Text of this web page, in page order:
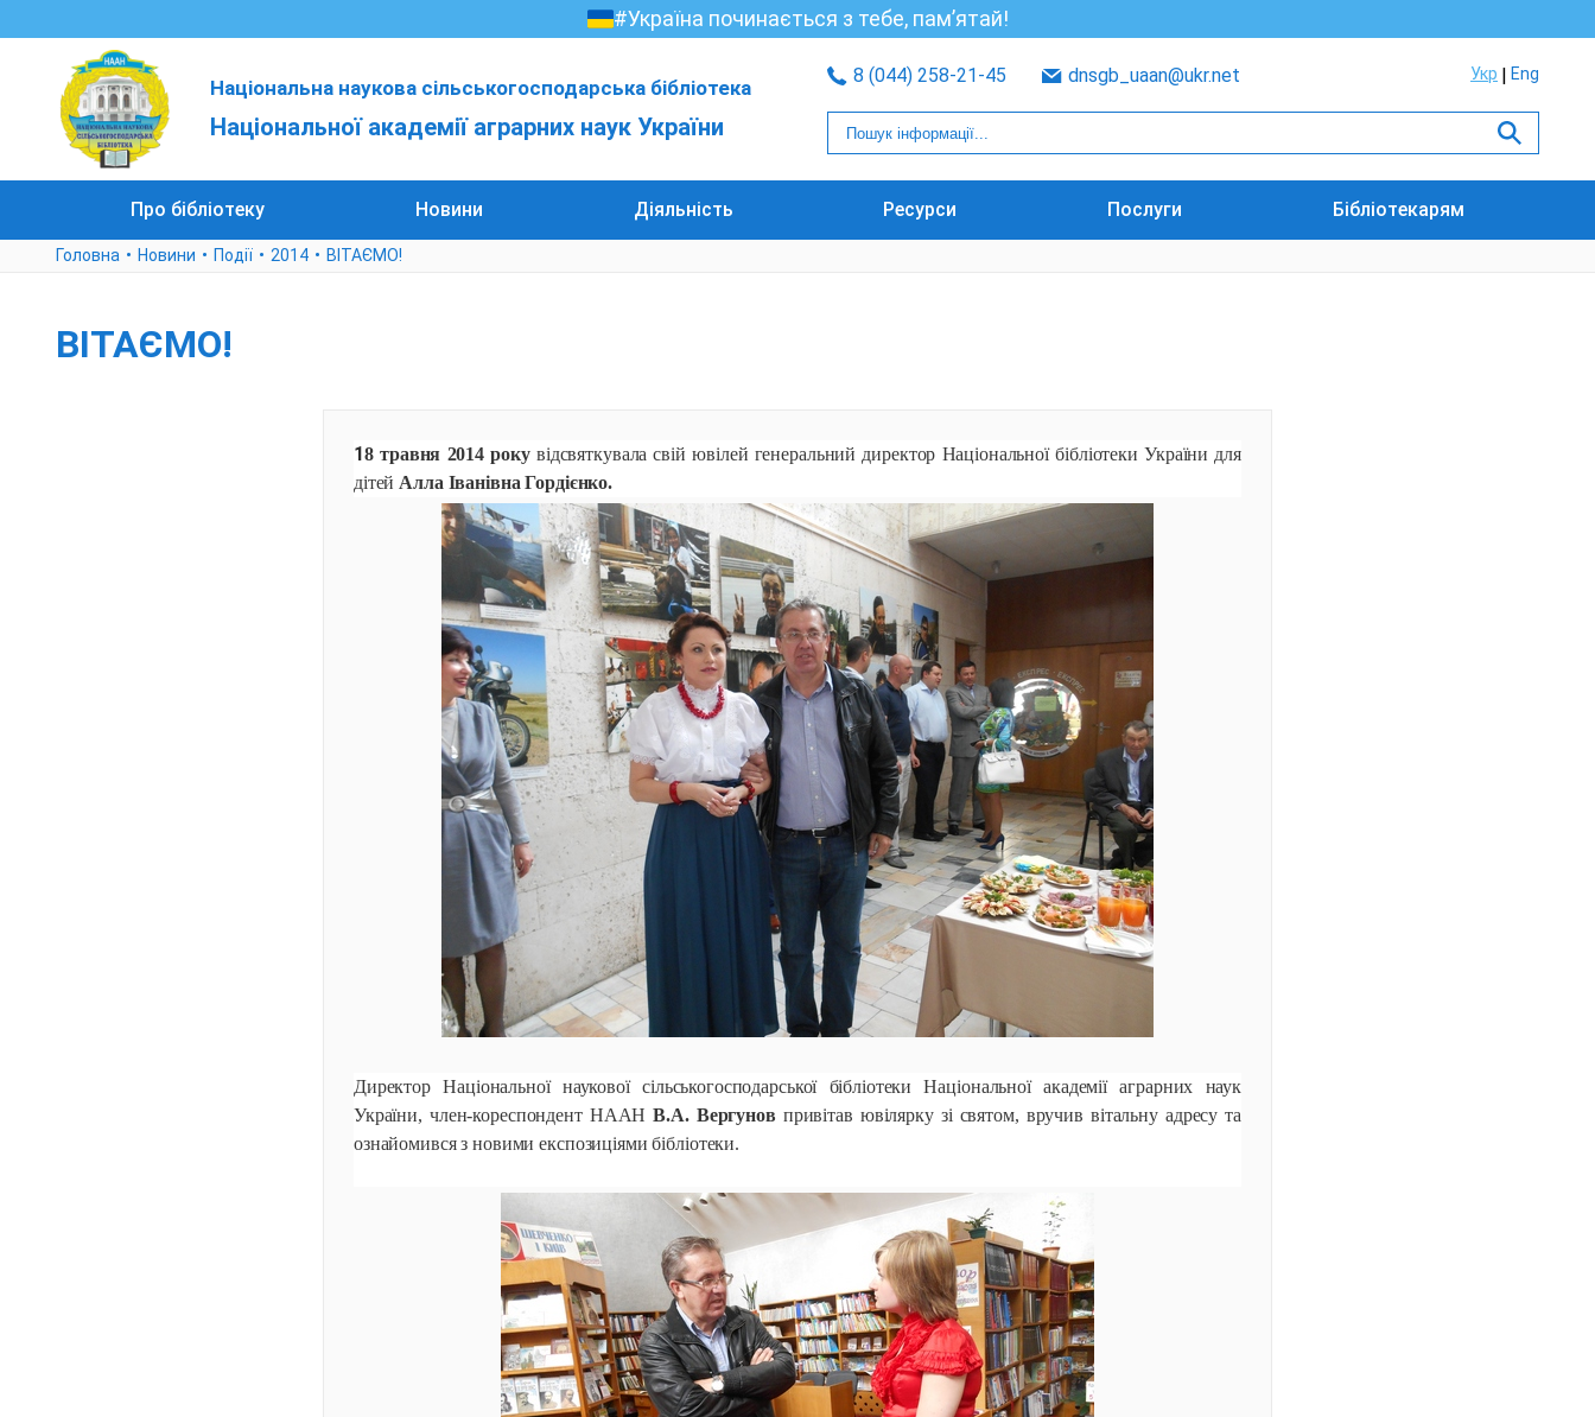
#Україна починається з тебе, пам’ятай!
Національна наукова сільськогосподарська бібліотека
Національної академії аграрних наук України
8 (044) 258-21-45 dnsgb_uaan@ukr.net Укр Eng
Про бібліотеку Новини Діяльність Ресурси Послуги Бібліотекарям
Головна Новини Події 2014 ВІТАЄМО!
ВІТАЄМО!
18травня 2014 року відсвяткувала свій ювілей генеральний директор Національної бібліотеки України для
дітей Алла Іванівна Гордієнко.
Директор Національної наукової сільськогосподарської бібліотеки Національної академії аграрних наук
України, член-кореспондент НААН В.А. Вергунов привітав ювілярку зі святом, вручив вітальну адресу та
ознайомився з новими експозиціями бібліотеки.